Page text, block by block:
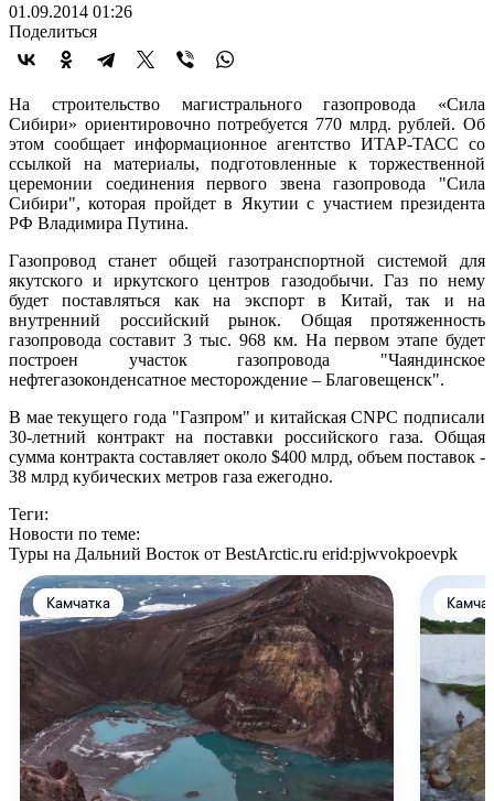
01.09.2014 01:26
Поделиться
На строительство магистрального газопровода «Сила
Сибири» ориентировочно потребуется 770 млрд. рублей. Об
этом сообщает информационное агентство ИТАР-ТАСС со
ссылкой на материалы, подготовленные к торжественной
церемонии соединения первого звена газопровода "Сила
Сибири", которая пройдет в Якутии с участием президента
РФ Владимира Путина.
Газопровод станет общей газотранспортной системой для
якутского и иркутского центров газодобычи. Газ по нему
будет поставляться как на экспорт в Китай, так и на
внутренний российский рынок. Общая протяженность
газопровода составит 3 тыс. 968 км. На первом этапе будет
построен участок газопровода "Чаяндинское
нефтегазоконденсатное месторождение – Благовещенск".
В мае текущего года "Газпром" и китайская CNPC подписали
30-летний контракт на поставки российского газа. Общая
сумма контракта составляет около $400 млрд, объем поставок -
38 млрд кубических метров газа ежегодно.
Теги:
Новости по теме:
Туры на Дальний Восток от BestArctic.ru erid:pjwvokpoevpk